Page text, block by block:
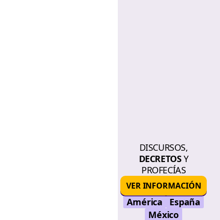
DISCURSOS,
DECRETOSY
PROFECÍAS
VER INFORMACIÓN
América
España
México